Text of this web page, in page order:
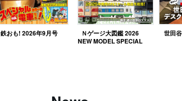
鉄おも! 2026年9月号
Ｎゲージ大図鑑 2026
NEW MODEL SPECIAL
世田